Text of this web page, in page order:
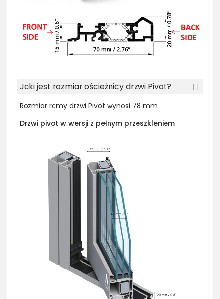
Jaki jest rozmiar ościeżnicy drzwi Pivot?
Rozmiar ramy drzwi Pivot wynosi 78 mm
Drzwi pivot w wersji z pełnym przeszkleniem